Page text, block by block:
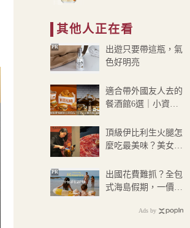
NT$880
到
其他人正在看
出遊只要帶這瓶，氣
色好明亮
PR
適合帶外國友人去的
餐酒館6選｜小資、
帶輕鬆選店
頂級伊比利生火腿怎
麼吃最美味？美女侍
吃法
出國花費難抓？全包
式海島假期，一價搞
PR
Ads by